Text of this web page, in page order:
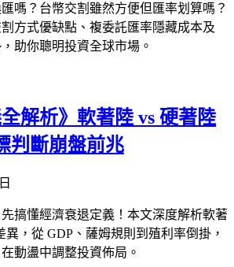
嗎？台幣交割雖然方便但匯率划算嗎？
方式優缺點、複委託匯率隱藏成本及
助你聰明投資全球市場。
解析》軟著陸 vs 硬著陸
判斷崩盤前兆
搞懂經濟衰退定義！本文深度解析軟著
異，從 GDP、薩姆規則到殖利率倒掛，
動盪中調整投資佈局。